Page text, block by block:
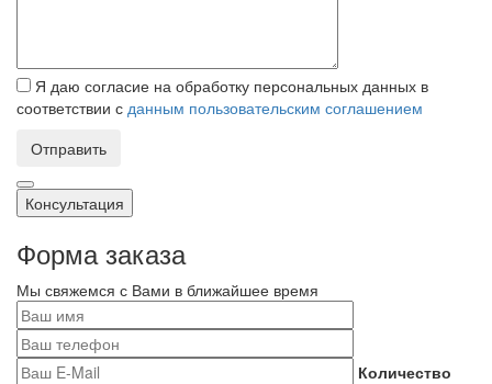
Я даю согласие на обработку персональных данных в
соответствии с данным пользовательским соглашением
Отправить
Консультация
Форма заказа
Мы свяжемся с Вами в ближайшее время
Количество